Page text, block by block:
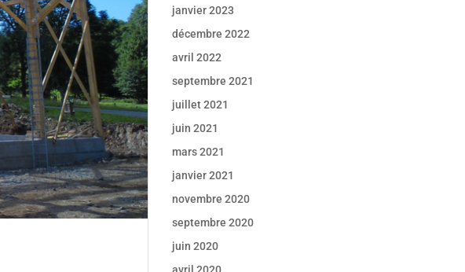
janvier 2023
décembre 2022
avril 2022
septembre 2021
juillet 2021
juin 2021
mars 2021
janvier 2021
novembre 2020
septembre 2020
juin 2020